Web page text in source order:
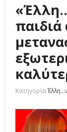
Κατηγορία